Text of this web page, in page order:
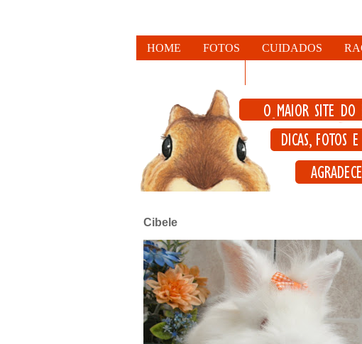
HOME FOTOS CUIDADOS
Cibele